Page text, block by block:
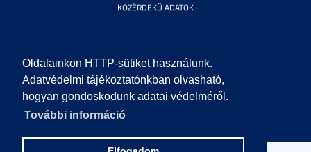
Oldalainkon HTTP-sütiket használunk.
Adatvédelmi tájékoztatónkban olvasható,
hogyan gondoskodunk adatai védelméről.
További információ
© 2010 SZEGEDI TUDOMÁNYEGYETEM. MINDEN JOG FENNTARTVA.
KÖZÉRDEKŰ ADATOK
SEGÍTSÉG